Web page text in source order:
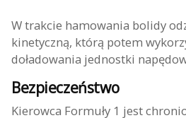
W trakcie hamowania bolidy
kinetyczną, którą potem
doładowania jednostki
Bezpieczeństwo
Kierowca Formuły 1 jest